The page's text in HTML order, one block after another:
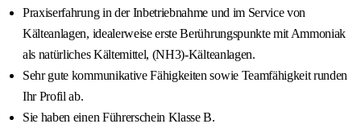
Praxiserfahrung in der Inbetriebnahme und im Service von
Kälteanlagen, idealerweise erste Berührungspunkte mit Ammoniak
als natürliches Kältemittel, (NH3)-Kälteanlagen.
Sehr gute kommunikative Fähigkeiten sowie Teamfähigkeit runden
Ihr Profil ab.
Sie haben einen Führerschein Klasse B.